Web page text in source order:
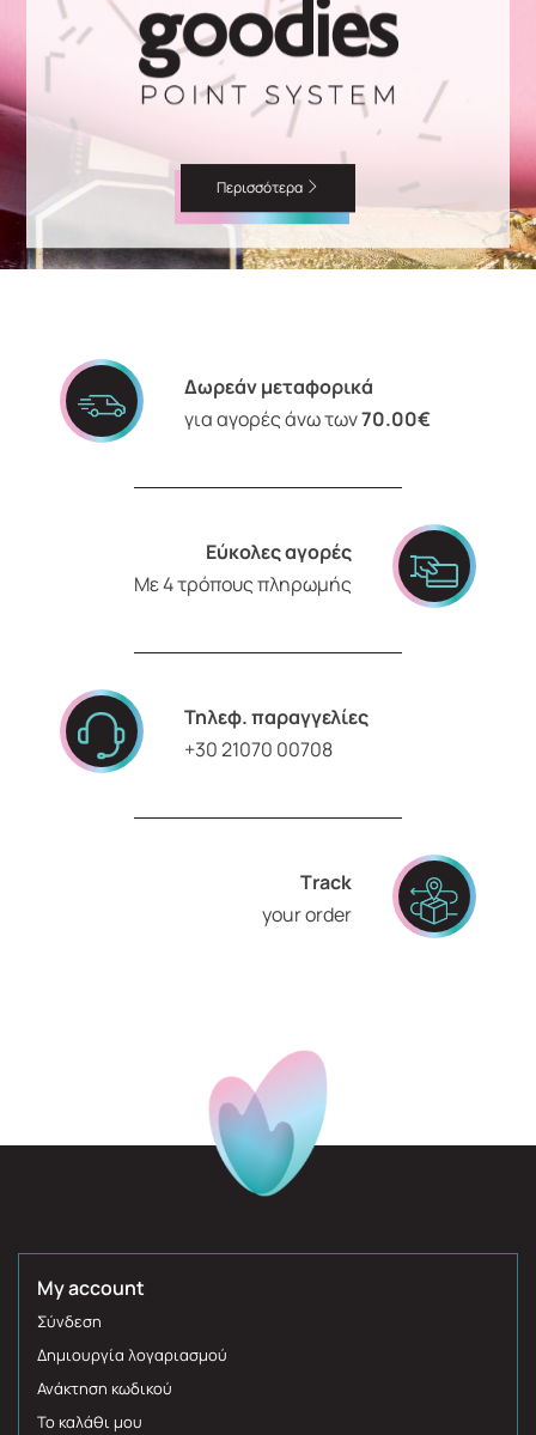
Περισσότερα
Δωρεάν μεταφορικά
για αγορές άνω των70.00€
Εύκολες αγορές
Με 4 τρόπους πληρωμής
Τηλεφ. παραγγελίες
+30 21070 00708
Τrack
your order
My account
Σύνδεση
Δημιουργία λογαριασμού
Ανάκτηση κωδικού
Το καλάθι μου